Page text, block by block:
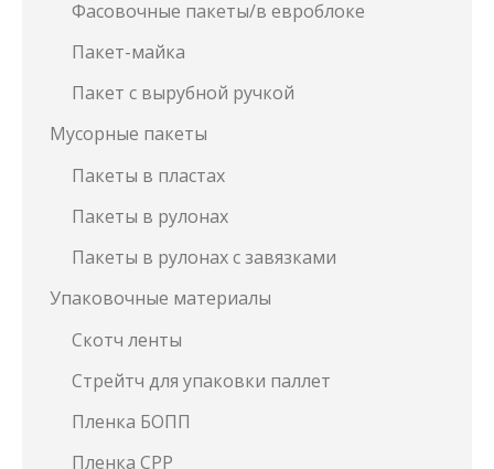
Фасовочные пакеты/в евроблоке
Пакет-майка
Пакет с вырубной ручкой
Мусорные пакеты
Пакеты в пластах
Пакеты в рулонах
Пакеты в рулонах с завязками
Упаковочные материалы
Скотч ленты
Стрейтч для упаковки паллет
Пленка БОПП
Пленка СРР